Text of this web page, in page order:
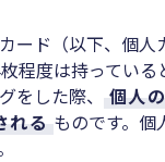
ード（以下、個人
程度は持っている
をした際、
個人
れる ものです。個